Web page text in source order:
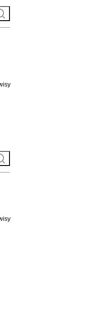
nowej karcie
nowej karcie